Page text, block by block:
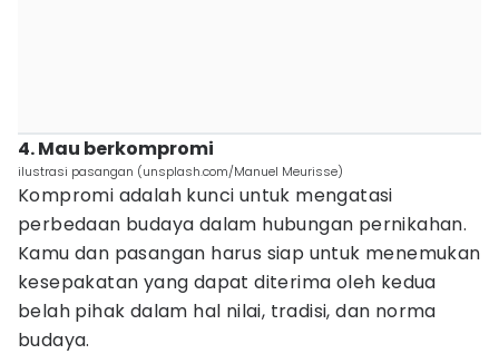
4. Mau berkompromi
ilustrasi pasangan (unsplash.com/Manuel Meurisse)
Kompromi adalah kunci untuk mengatasi
perbedaan budaya dalam hubungan pernikahan.
Kamu dan pasangan harus siap untuk menemukan
kesepakatan yang dapat diterima oleh kedua
belah pihak dalam hal nilai, tradisi, dan norma
budaya.